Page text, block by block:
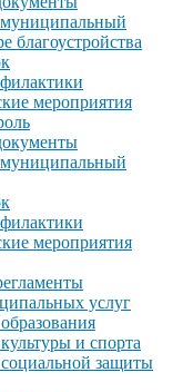
благоустройства
мероприятия
мероприятия
услуг
и спорта
защиты